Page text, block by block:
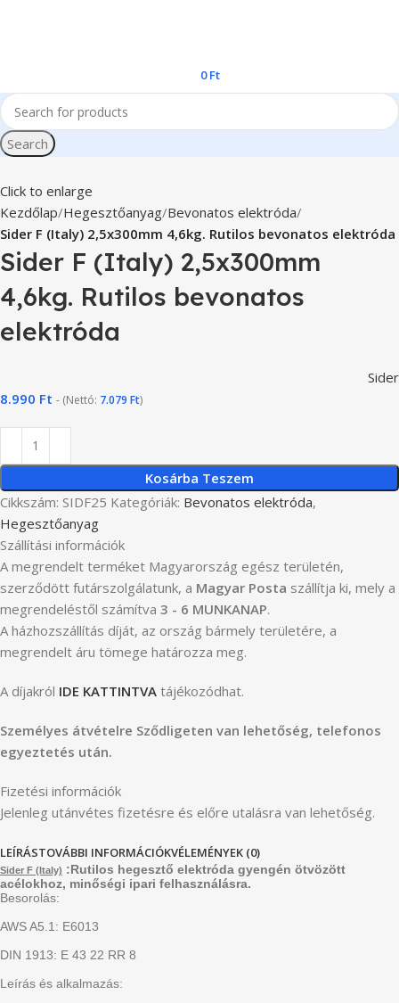
0Ft
Search
Click to enlarge
Kezdőlap Hegesztőanyag Bevonatos elektróda
Sider F (Italy) 2,5x300mm 4,6kg. Rutilos bevonatos elektróda
Sider F (Italy) 2,5x300mm
4,6kg. Rutilos bevonatos
elektróda
Sider
8.990 Ft - (Nettó: 7.079 Ft)
Kosárba Teszem
Cikkszám: SIDF25 Kategóriák: Bevonatos elektróda,
Hegesztőanyag
Szállítási információk
A megrendelt terméket Magyarország egész területén,
szerződött futárszolgálatunk, a Magyar Posta szállítja ki, mely a
megrendeléstől számítva 3 - 6 MUNKANAP.
A házhozszállítás díját, az ország bármely területére, a
megrendelt áru tömege határozza meg.
A díjakról IDE KATTINTVA tájékozódhat.
Személyes átvételre Sződligeten van lehetőség, telefonos
egyeztetés után.
Fizetési információk
Jelenleg utánvétes fizetésre és előre utalásra van lehetőség.
LEÍRÁSTOVÁBBI INFORMÁCIÓKVÉLEMÉNYEK (0)
Sider F (Italy) :Rutilos hegesztő elektróda gyengén ötvözött
acélokhoz, minőségi ipari felhasználásra.
Besorolás:
AWS A5.1: E6013
DIN 1913: E 43 22 RR 8
Leírás és alkalmazás: